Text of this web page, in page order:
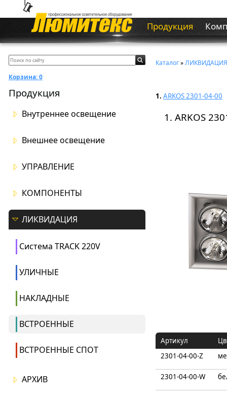
Продукция
Корзина:0
Продукция
Внутреннее освещение
Внешнее освещение
УПРАВЛЕНИЕ
КОМПОНЕНТЫ
ЛИКВИДАЦИЯ
Система TRACK 220V
УЛИЧНЫЕ
НАКЛАДНЫЕ
ВСТРОЕННЫЕ
ВСТРОЕННЫЕ СПОТ
АРХИВ
Каталог»ЛИКВИДАЦИЯ
1. ARKOS 2301-04-00
1. ARKOS
Артикул
2301-04-00-Z
2301-04-00-W